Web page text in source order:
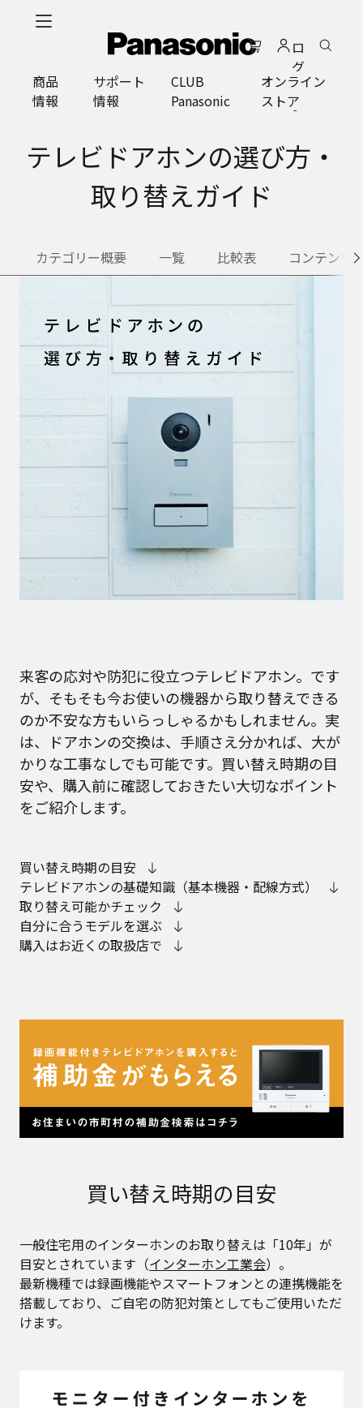
ロ
グ
イ
ン
商品
情報
サポート
情報
CLUB
Panasonic
オンライン
ストア
テレビドアホンの選び方・
取り替えガイド
カテゴリー概要 一覧 比較表 コンテンツ
来客の応対や防犯に役立つテレビドアホン。です
が、そもそも今お使いの機器から取り替えできる
のか不安な方もいらっしゃるかもしれません。実
は、ドアホンの交換は、手順さえ分かれば、大が
かりな工事なしでも可能です。買い替え時期の目
安や、購入前に確認しておきたい大切なポイント
をご紹介します。
買い替え時期の目安
テレビドアホンの基礎知識（基本機器・配線方式）
取り替え可能かチェック
自分に合うモデルを選ぶ
購入はお近くの取扱店で
買い替え時期の目安
一般住宅用のインターホンのお取り替えは「10年」が
目安とされています（インターホン工業会）。
最新機種では録画機能やスマートフォンとの連携機能を
搭載しており、ご自宅の防犯対策としてもご使用いただ
けます。